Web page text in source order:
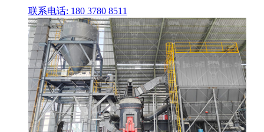
联系电话: 180 3780 8511